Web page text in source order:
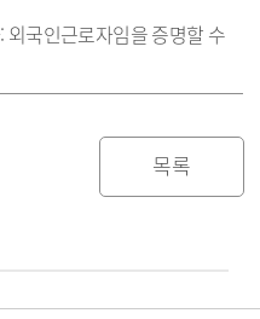
외국인근로자임을 증명할 수
목록